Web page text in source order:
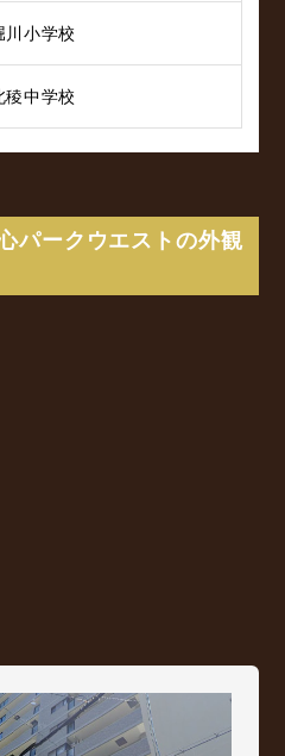
川小学校
稜中学校
パークウエストの外観